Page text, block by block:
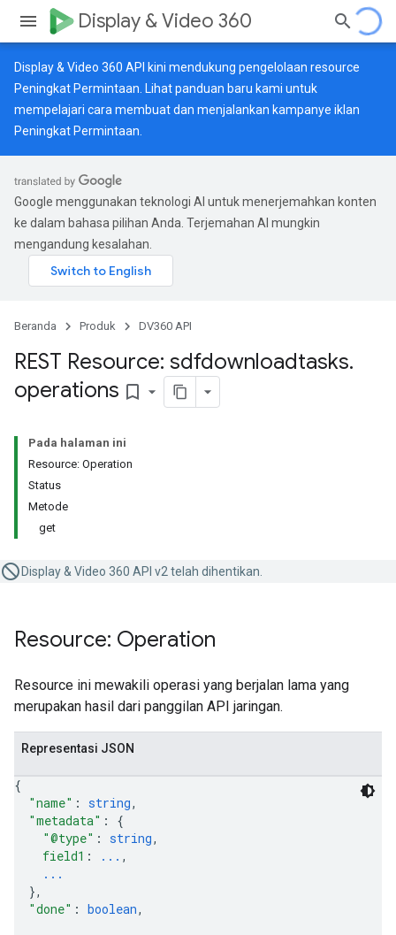
Display & Video 360
Display & Video 360 API kini mendukung pengelolaan resource
Peningkat Permintaan. Lihatpanduan baru kami untuk
mempelajari cara membuat dan menjalankan kampanye iklan
Peningkat Permintaan.
Google menggunakan teknologi AI untuk menerjemahkan konten
ke dalam bahasa pilihan Anda. Terjemahan AI mungkin
mengandung kesalahan.
Beranda Produk DV360 API
REST Resource: sdfdownloadtasks.
operations bookmark_border
Pada halaman ini
Resource: Operation
Status
Metode
get
Display & Video 360 API v2 telah dihentikan.
Resource: Operation
Resource ini mewakili operasi yang berjalan lama yang
merupakan hasil dari panggilan API jaringan.
Representasi JSON
{
"name" : string,
"metadata" : {
"@type" : string,
field1 : ... ,
...
},
"done" : boolean,